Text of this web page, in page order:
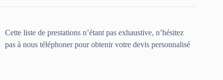
Cette liste de prestations n’étant pas exhaustive, n’hésitez
pas à nous téléphoner pour obtenir votre devis personnalisé